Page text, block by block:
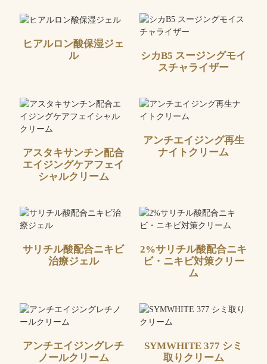
ヒアルロン酸保湿ジェ
ル
シカB5 スージングモイ
スチャライザー
アスタキサンチン配合
エイジングケアフェイ
シャルクリーム
アンチエイジング再生
ナイトクリーム
サリチル酸配合ニキビ
治療ジェル
2%サリチル酸配合ニキ
ビ・ニキビ対策クリー
ム
アンチエイジングレチ
ノールクリーム
SYMWHITE 377 シミ
取りクリーム